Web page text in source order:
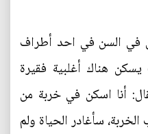
في السن في احد أطراف
يسكن هناك أغلبية فقيرة
أنا اسكن في خربة من
سأغادر الحياة ولم